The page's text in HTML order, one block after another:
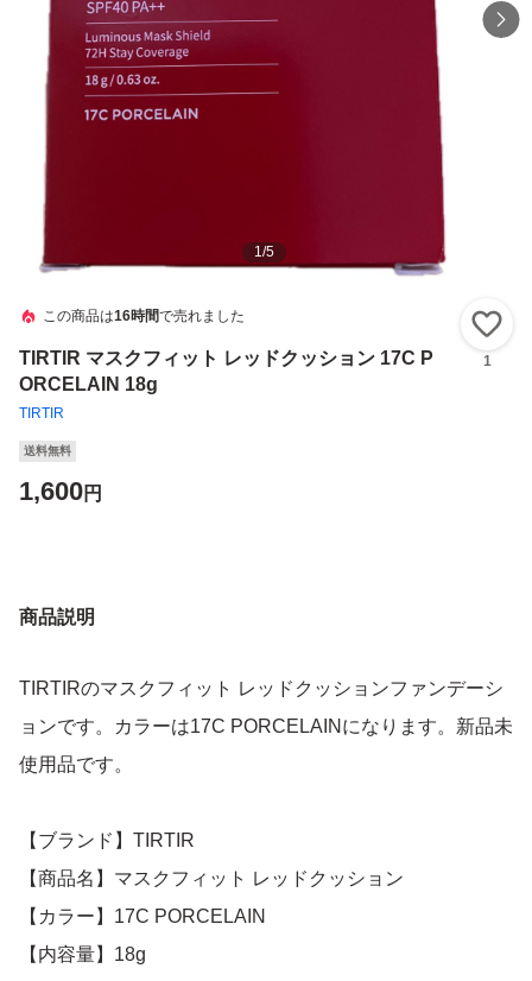
1/5
この商品は16時間で売れました
TIRTIR マスクフィット レッドクッション 17C P
ORCELAIN 18g
TIRTIR
1
送料無料
1,600円
商品説明
TIRTIRのマスクフィット レッドクッションファンデーシ
ョンです。カラーは17C PORCELAINになります。新品未
使用品です。
【ブランド】TIRTIR
【商品名】マスクフィット レッドクッション
【カラー】17C PORCELAIN
【内容量】18g